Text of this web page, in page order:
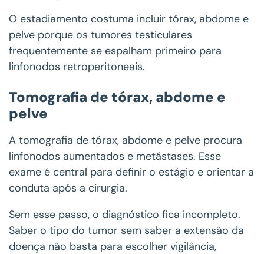
O estadiamento costuma incluir tórax, abdome e
pelve porque os tumores testiculares
frequentemente se espalham primeiro para
linfonodos retroperitoneais.
Tomografia de tórax, abdome e
pelve
A tomografia de tórax, abdome e pelve procura
linfonodos aumentados e metástases. Esse
exame é central para definir o estágio e orientar a
conduta após a cirurgia.
Sem esse passo, o diagnóstico fica incompleto.
Saber o tipo do tumor sem saber a extensão da
doença não basta para escolher vigilância,